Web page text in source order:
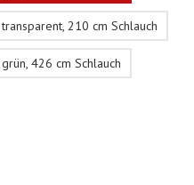
transparent, 210 cm Schlauch
grün, 426 cm Schlauch